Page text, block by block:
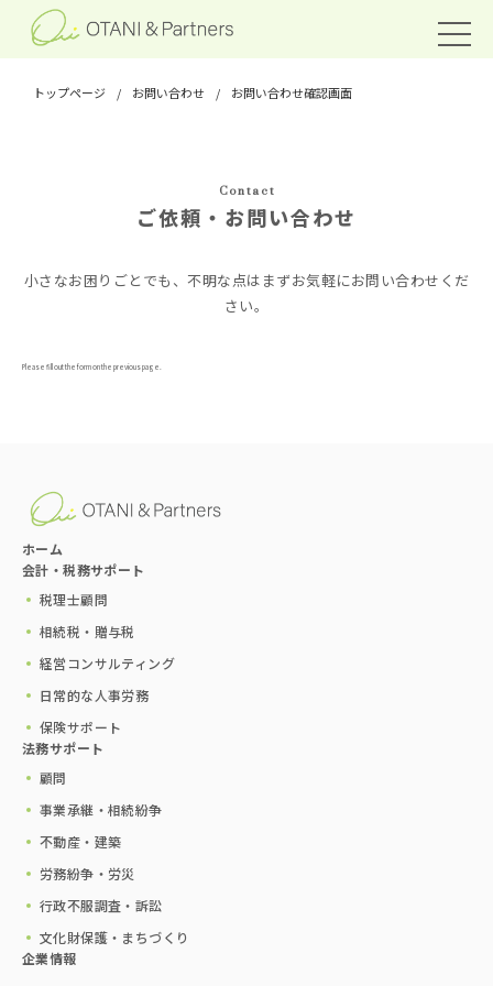
トップページ / お問い合わせ / お問い合わせ確認画面
Contact
ご依頼・お問い合わせ
小さなお困りごとでも、不明な点はまずお気軽にお問い合わせくだ
さい。
Please fill out the form on the previous page.
ホーム
会計・税務サポート
税理士顧問
相続税・贈与税
経営コンサルティング
日常的な人事労務
保険サポート
法務サポート
顧問
事業承継・相続紛争
不動産・建築
労務紛争・労災
行政不服調査・訴訟
文化財保護・まちづくり
企業情報